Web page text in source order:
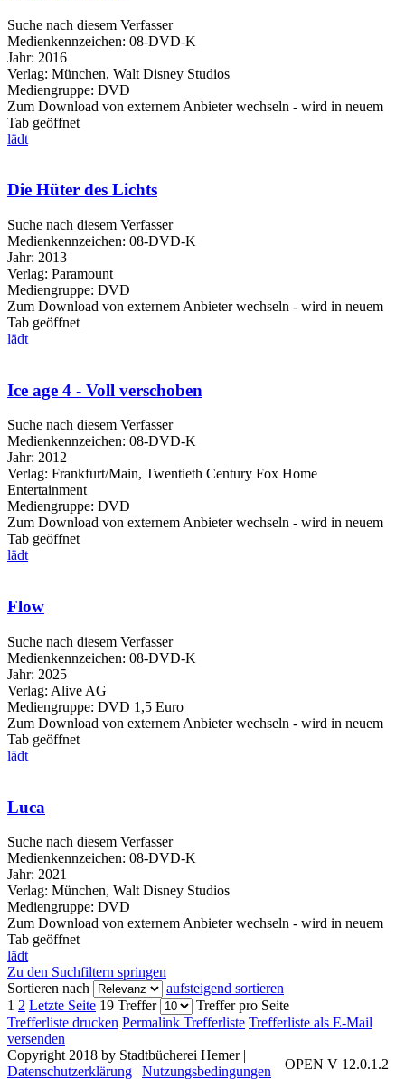
Suche nach diesem Verfasser
Medienkennzeichen: 08-DVD-K
Jahr: 2016
Verlag: München, Walt Disney Studios
Mediengruppe: DVD
Zum Download von externem Anbieter wechseln - wird in neuem
Tab geöffnet
lädt
Die Hüter des Lichts
Suche nach diesem Verfasser
Medienkennzeichen: 08-DVD-K
Jahr: 2013
Verlag: Paramount
Mediengruppe: DVD
Zum Download von externem Anbieter wechseln - wird in neuem
Tab geöffnet
lädt
Ice age 4 - Voll verschoben
Suche nach diesem Verfasser
Medienkennzeichen: 08-DVD-K
Jahr: 2012
Verlag: Frankfurt/Main, Twentieth Century Fox Home
Entertainment
Mediengruppe: DVD
Zum Download von externem Anbieter wechseln - wird in neuem
Tab geöffnet
lädt
Flow
Suche nach diesem Verfasser
Medienkennzeichen: 08-DVD-K
Jahr: 2025
Verlag: Alive AG
Mediengruppe: DVD 1,5 Euro
Zum Download von externem Anbieter wechseln - wird in neuem
Tab geöffnet
lädt
Luca
Suche nach diesem Verfasser
Medienkennzeichen: 08-DVD-K
Jahr: 2021
Verlag: München, Walt Disney Studios
Mediengruppe: DVD
Zum Download von externem Anbieter wechseln - wird in neuem
Tab geöffnet
lädt
Zu den Suchfiltern springen
Sortieren nach
aufsteigend sortieren
1 2 Letzte Seite 19 Treffer
Treffer pro Seite
Trefferliste drucken Permalink Trefferliste Trefferliste als E-Mail
versenden
OPEN V 12.0.1.2
Copyright 2018 by Stadtbücherei Hemer |
Datenschutzerklärung | Nutzungsbedingungen